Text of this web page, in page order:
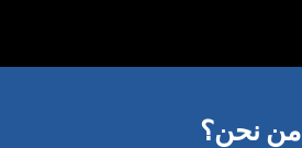
من نحن؟